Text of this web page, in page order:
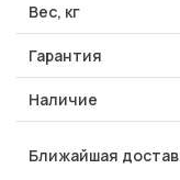
Вес, кг
Гарантия
Наличие
Ближайшая